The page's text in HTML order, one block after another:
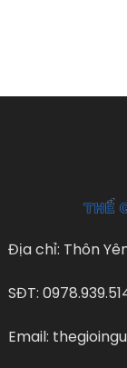
Địa chỉ: Thôn
SĐT:
Email: